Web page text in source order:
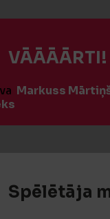
Markuss
Spēlētāja